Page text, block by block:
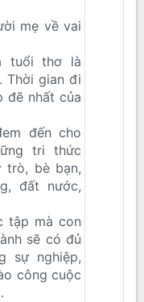
mẹ về vai
tuổi thơ là
Thời gian đi
đẽ nhất của
đến cho
tri thức
trò, bè bạn,
đất nước,
tập mà con
sẽ có đủ
sự nghiệp,
công cuộc